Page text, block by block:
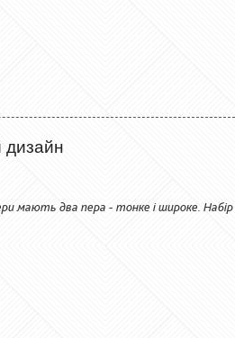
дизайн
мають два пера - тонке і широке. Набір